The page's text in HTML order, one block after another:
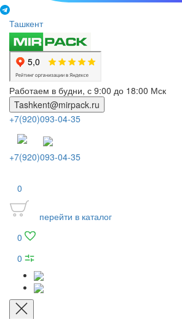
Ташкент
Работаем в будни, с 9:00 до 18:00 Мск
Tashkent@mirpack.ru
+7(920)093-04-35
+7(920)093-04-35
0
перейти в каталог
0
0